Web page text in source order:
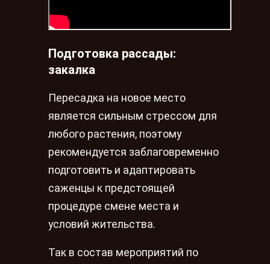
Подготовка рассады:
закалка
Пересадка на новое место
является сильным стрессом для
любого растения, поэтому
рекомендуется заблаговременно
подготовить и адаптировать
саженцы к предстоящей
процедуре смене места и
условий жительства.
Так в состав мероприятий по